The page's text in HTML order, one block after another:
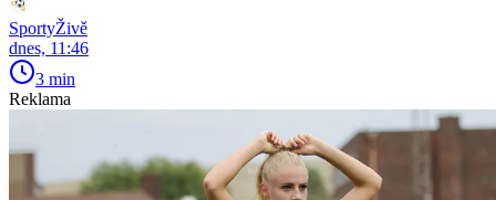
SportyŽivě
dnes, 11:46
3 min
Reklama